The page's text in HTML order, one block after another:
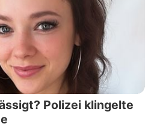
Polizei klingelte